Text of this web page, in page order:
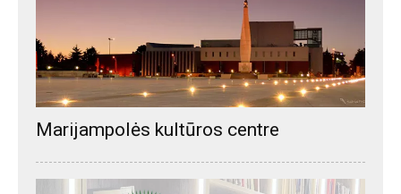
Marijampolės kultūros centre